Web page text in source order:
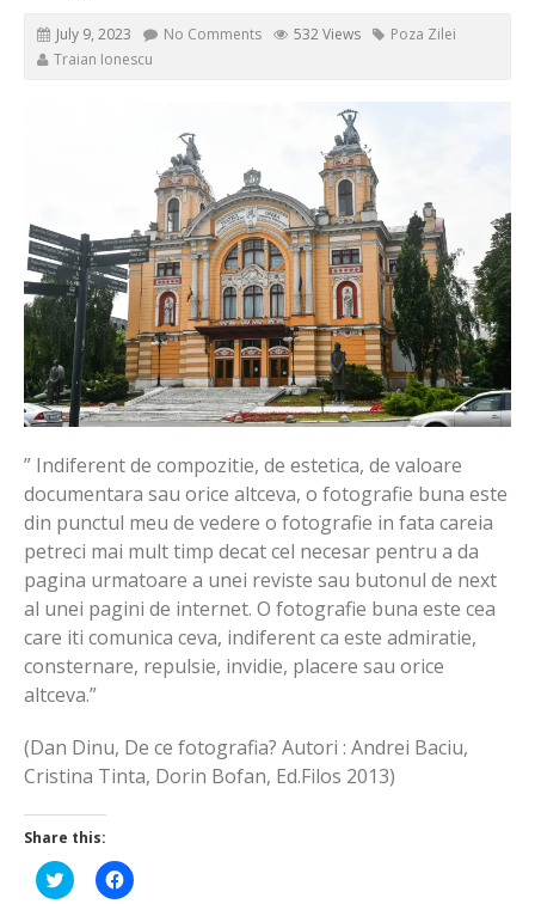
July 9, 2023 No Comments 532 Views
Poza Zilei
Traian Ionescu
” Indiferent de compozitie, de estetica, de valoare
documentara sau orice altceva, o fotografie buna este
din punctul meu de vedere o fotografie in fata careia
petreci mai mult timp decat cel necesar pentru a da
pagina urmatoare a unei reviste sau butonul de next
al unei pagini de internet. O fotografie buna este cea
care iti comunica ceva, indiferent ca este admiratie,
consternare, repulsie, invidie, placere sau orice
altceva.”
(Dan Dinu, De ce fotografia? Autori : Andrei Baciu,
Cristina Tinta, Dorin Bofan, Ed.Filos 2013)
Share this:
Click
to
Click
to